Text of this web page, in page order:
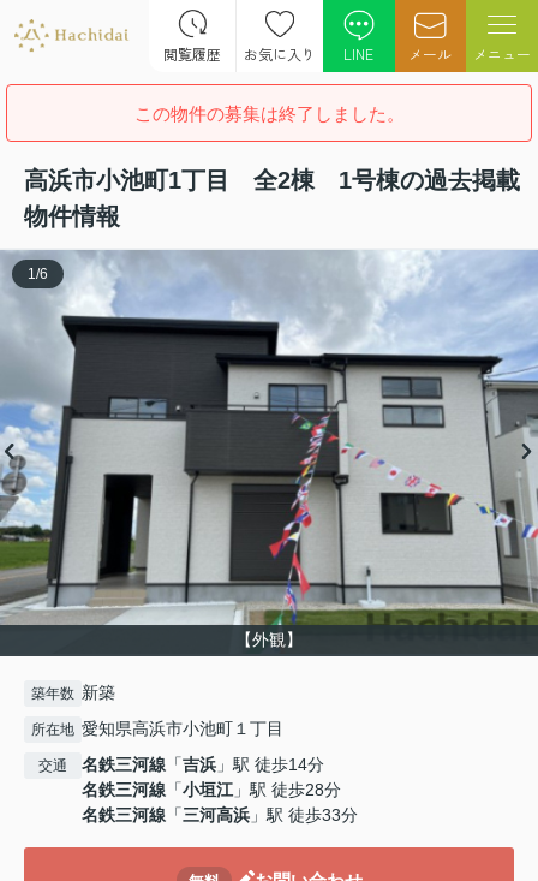
閲覧履歴 お気に入り LINE メール メニュー
この物件の募集は終了しました。
高浜市小池町1丁目 全2棟 1号棟の過去掲載
物件情報
【外観】
1 /6
築年数 新築
所在地 愛知県高浜市小池町１丁目
交通 名鉄三河線 「吉浜 」駅 徒歩14分
名鉄三河線 「小垣江 」駅 徒歩28分
名鉄三河線 「三河高浜 」駅 徒歩33分